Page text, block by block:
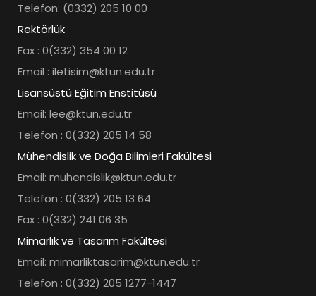
Telefon: (0332) 205 10 00
Rektörlük
Fax : 0(332) 354 00 12
Email : iletisim@ktun.edu.tr
Lisansüstü Eğitim Enstitüsü
Email: lee@ktun.edu.tr
Telefon : 0(332) 205 14 58
Mühendislik ve Doğa Bilimleri Fakültesi
Email: muhendislik@ktun.edu.tr
Telefon : 0(332) 205 13 64
Fax : 0(332) 241 06 35
Mimarlık ve Tasarım Fakültesi
Email: mimarliktasarim@ktun.edu.tr
Telefon : 0(332) 205 1277-1447